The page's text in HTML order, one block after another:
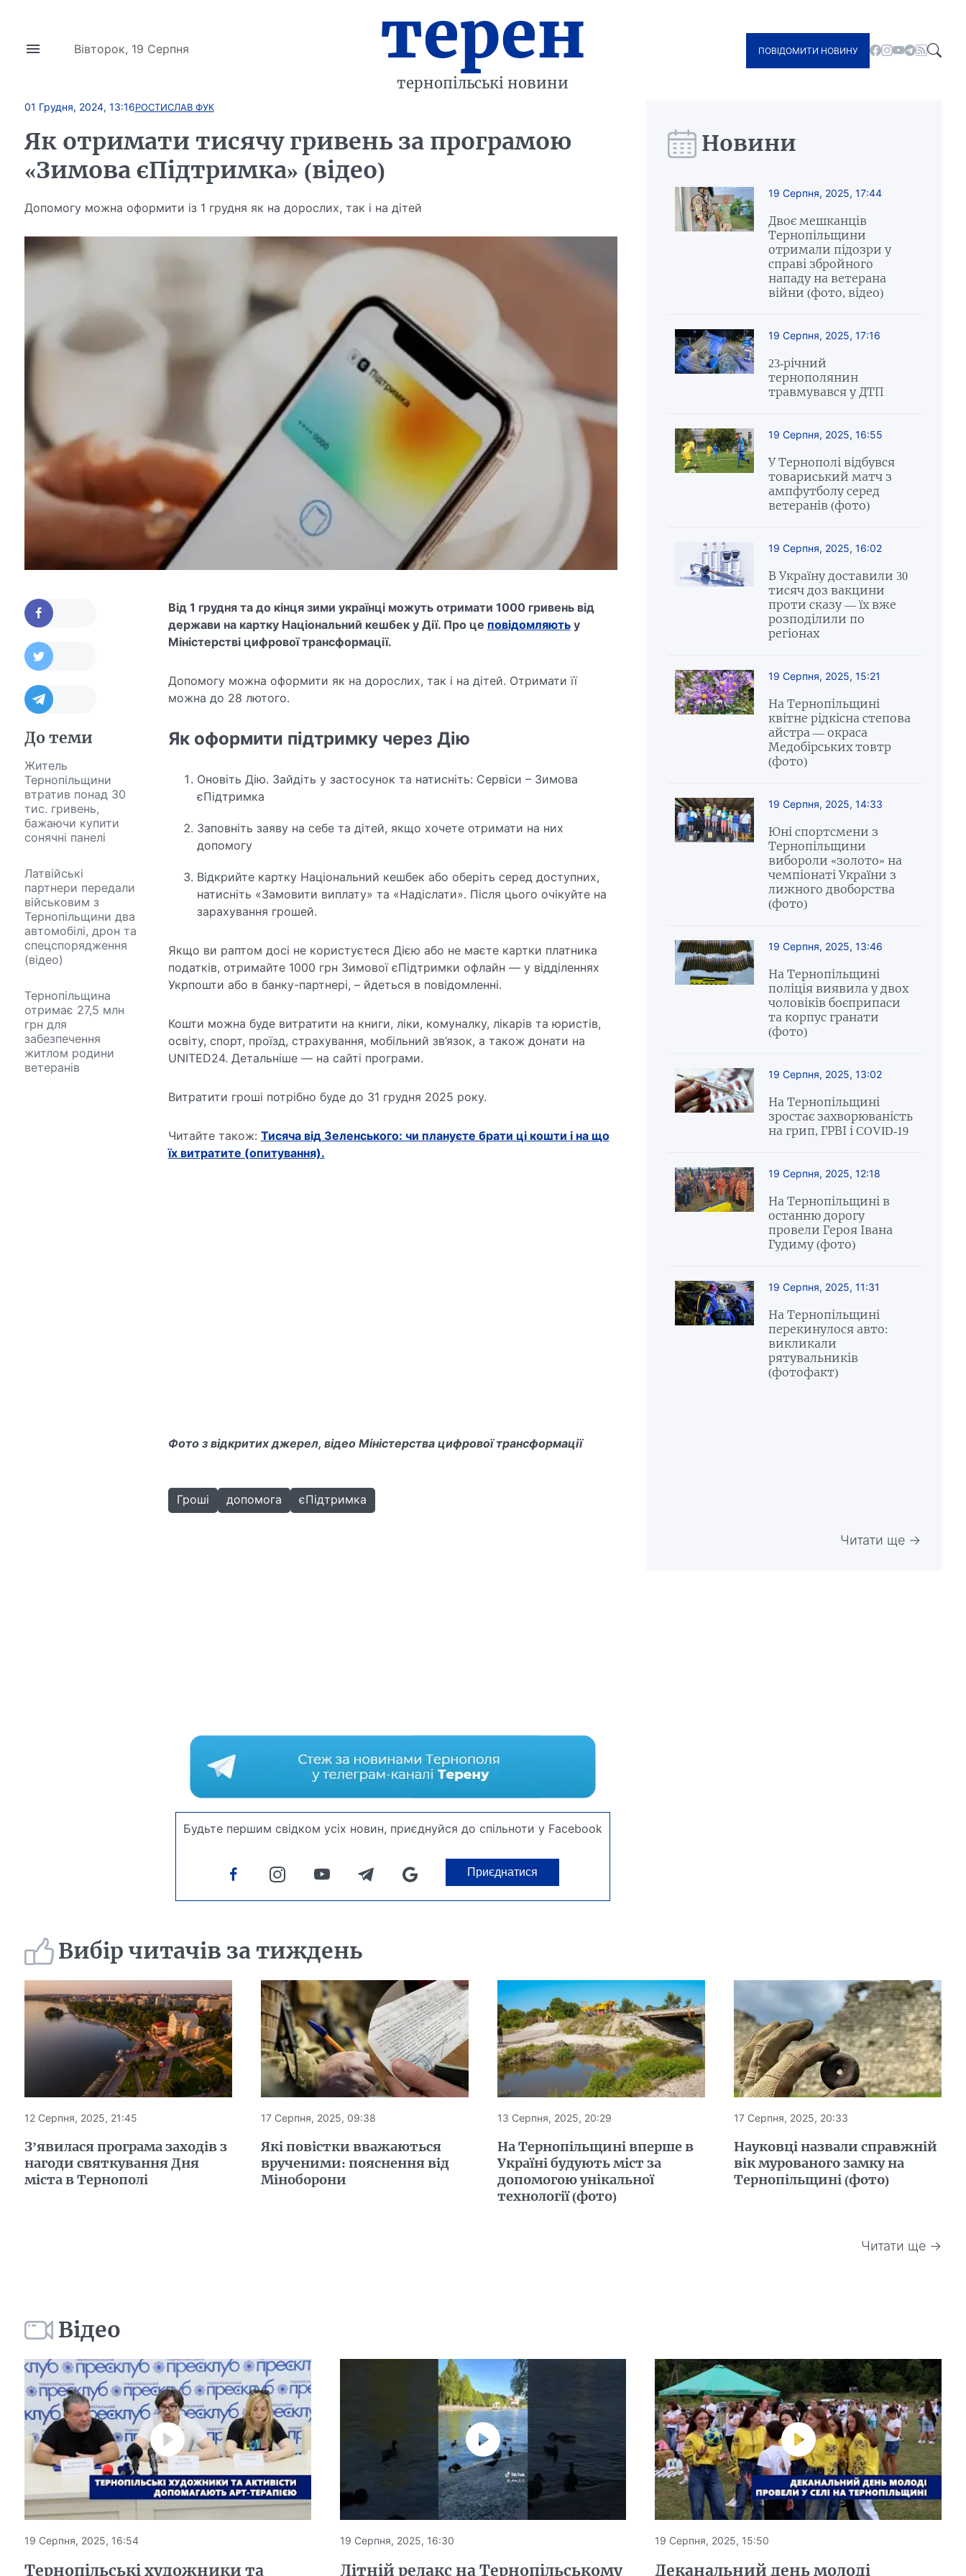
Вівторок, 19 Серпня терен
тернопільські новини
ПОВІДОМИТИ НОВИНУ
01 Грудня, 2024, 13:16РОСТИСЛАВ ФУК
Як отримати тисячу гривень за програмою
«Зимова єПідтримка» (відео)
Допомогу можна оформити із 1 грудня як на дорослих, так і на дітей
До теми
Житель
Тернопільщини
втратив понад 30
тис. гривень,
бажаючи купити
сонячні панелі
Латвійські
партнери передали
військовим з
Тернопільщини два
автомобілі, дрон та
спецспорядження
(відео)
Тернопільщина
отримає 27,5 млн
грн для
забезпечення
житлом родини
ветеранів
Від 1 грудня та до кінця зими українці можуть отримати 1000 гривень від
держави на картку Національний кешбек у Дії. Про це повідомляютьу
Міністерстві цифрової трансформації.
Допомогу можна оформити як на дорослих, так і на дітей. Отримати її
можна до 28 лютого.
Як оформити підтримку через Дію
Оновіть Дію. Зайдіть у застосунок та натисніть: Сервіси – Зимова
єПідтримка
Заповніть заяву на себе та дітей, якщо хочете отримати на них
допомогу
Відкрийте картку Національний кешбек або оберіть серед доступних,
натисніть «Замовити виплату» та «Надіслати». Після цього очікуйте на
зарахування грошей.
Якщо ви раптом досі не користуєтеся Дією або не маєте картки платника
податків, отримайте 1000 грн Зимової єПідтримки офлайн — у відділеннях
Укрпошти або в банку-партнері, – йдеться в повідомленні.
Кошти можна буде витратити на книги, ліки, комуналку, лікарів та юристів,
освіту, спорт, проїзд, страхування, мобільний зв’язок, а також донати на
UNITED24. Детальніше — на сайті програми.
Витратити гроші потрібно буде до 31 грудня 2025 року.
Читайте також: Тисяча від Зеленського: чи плануєте брати ці кошти і на що
їх витратите (опитування).
Фото з відкритих джерел, відео Міністерства цифрової трансформації
Гроші допомога єПідтримка
Будьте першим свідком усіх новин, приєднуйся до спільноти у Facebook
Приєднатися
Новини
19 Серпня, 2025, 17:44
Двоє мешканців
Тернопільщини
отримали підозри у
справі збройного
нападу на ветерана
війни (фото, відео)
19 Серпня, 2025, 17:16
23-річний
тернополянин
травмувався у ДТП
19 Серпня, 2025, 16:55
У Тернополі відбувся
товариський матч з
ампфутболу серед
ветеранів (фото)
19 Серпня, 2025, 16:02
В Україну доставили 30
тисяч доз вакцини
проти сказу — їх вже
розподілили по
регіонах
19 Серпня, 2025, 15:21
На Тернопільщині
квітне рідкісна степова
айстра — окраса
Медобірських товтр
(фото)
19 Серпня, 2025, 14:33
Юні спортсмени з
Тернопільщини
вибороли «золото» на
чемпіонаті України з
лижного двоборства
(фото)
19 Серпня, 2025, 13:46
На Тернопільщині
поліція виявила у двох
чоловіків боєприпаси
та корпус гранати
(фото)
19 Серпня, 2025, 13:02
На Тернопільщині
зростає захворюваність
на грип, ГРВІ і COVID-19
19 Серпня, 2025, 12:18
На Тернопільщині в
останню дорогу
провели Героя Івана
Гудиму (фото)
19 Серпня, 2025, 11:31
На Тернопільщині
перекинулося авто:
викликали
рятувальників
(фотофакт)
Читати ще →
Вибір читачів за тиждень
12 Серпня, 2025, 21:45
З’явилася програма заходів з
нагоди святкування Дня
міста в Тернополі
17 Серпня, 2025, 09:38
Які повістки вважаються
врученими: пояснення від
Міноборони
13 Серпня, 2025, 20:29
На Тернопільщині вперше в
Україні будують міст за
допомогою унікальної
технології (фото)
17 Серпня, 2025, 20:33
Науковці назвали справжній
вік мурованого замку на
Тернопільщині (фото)
Читати ще →
Відео
19 Серпня, 2025, 16:54
Тернопільські художники та
19 Серпня, 2025, 16:30
Літній релакс на Тернопільському
19 Серпня, 2025, 15:50
Деканальний день молоді